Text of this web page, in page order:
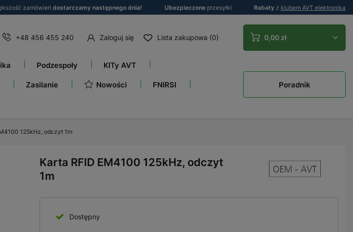
zamówień dostarczamy następnego dnia! Ubezpieczone przesyłki Rabaty z klubem AVT elektronika
+48 456 455 240 Zaloguj się Lista zakupowa (0) 0,00 zł
Podzespoły KITy AVT
Zasilanie Nowości FNIRSI Poradnik
125kHz, odczyt 1m
Karta RFID EM4100 125kHz, odczyt
1m
Dostępny